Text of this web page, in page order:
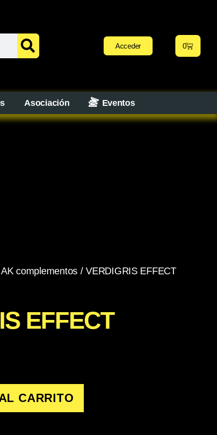
Acceder 0
Asociación Eventos
AK complementos / VERDIGRIS EFFECT
EFFECT
CARRITO